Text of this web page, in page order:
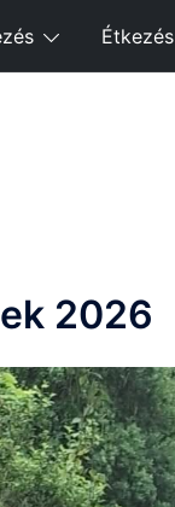
Étkezés
2026